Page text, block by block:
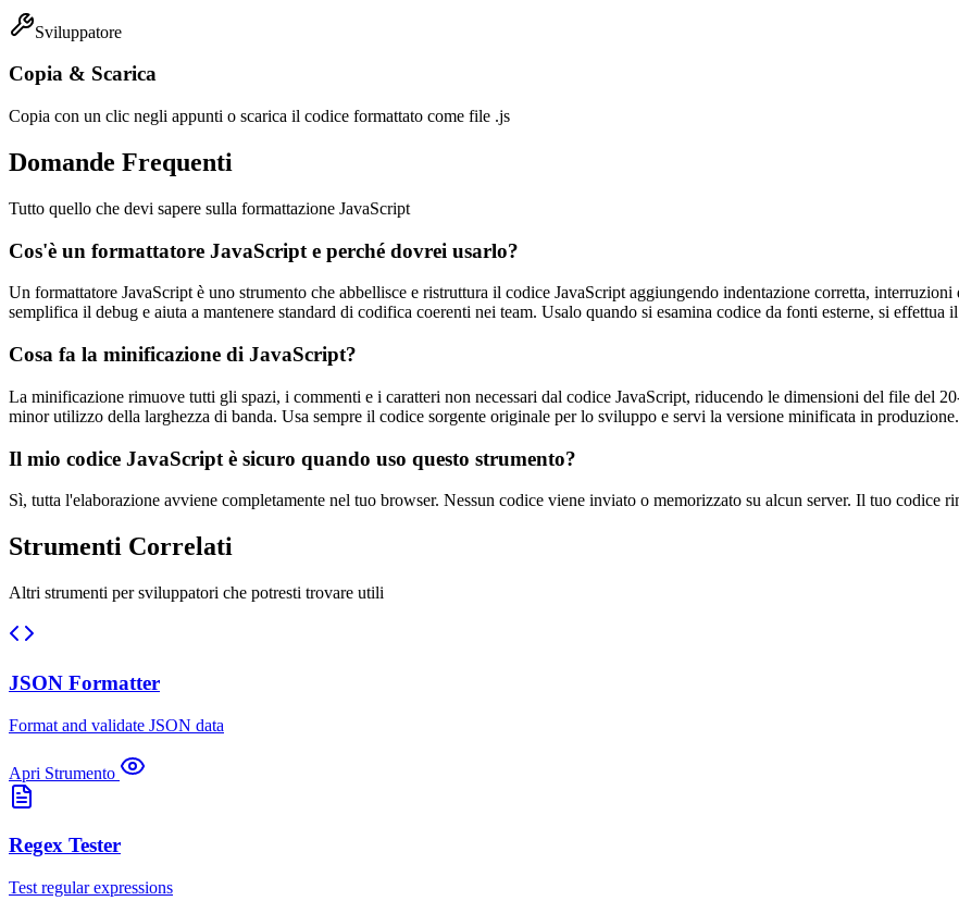
Sviluppatore
Copia & Scarica
Copia con un clic negli appunti o scarica il codice formattato come file .js
Domande Frequenti
Tutto quello che devi sapere sulla formattazione JavaScript
Cos'è un formattatore JavaScript e perché dovrei usarlo?
Un formattatore JavaScript è uno strumento che abbellisce e ristruttura il codice JavaScript aggiungendo indentazione corretta,
semplifica il debug e aiuta a mantenere standard di codifica coerenti nei team. Usalo quando si esamina codice da fonti esterne, si
Cosa fa la minificazione di JavaScript?
La minificazione rimuove tutti gli spazi, i commenti e i caratteri non necessari dal codice JavaScript, riducendo le dimensioni del file del
minor utilizzo della larghezza di banda. Usa sempre il codice sorgente originale per lo sviluppo e servi la versione minificata in produzione.
Il mio codice JavaScript è sicuro quando uso questo strumento?
Sì, tutta l'elaborazione avviene completamente nel tuo browser. Nessun codice viene inviato o memorizzato su alcun server. Il tuo codice
Strumenti Correlati
Altri strumenti per sviluppatori che potresti trovare utili
JSON Formatter
Format and validate JSON data
Apri Strumento
Regex Tester
Test regular expressions